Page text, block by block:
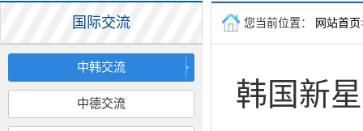
国际交流
中韩交流
中德交流
您当前位置： 网站首页
韩国新